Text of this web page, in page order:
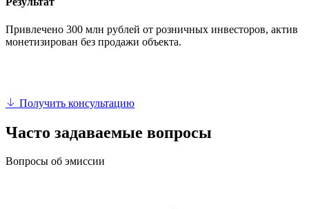
Привлечено 300 млн рублей от розничных инвесторов, актив
монетизирован без продажи объекта.
Получить консультацию
Часто задаваемые вопросы
Вопросы об эмиссии